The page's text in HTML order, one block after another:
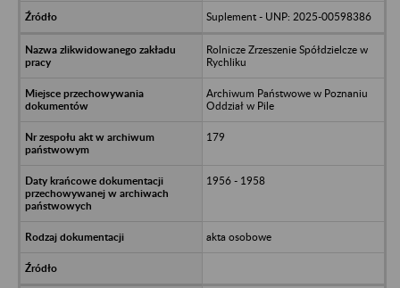
Suplement - UNP: 2025-00598386
Rolnicze Zrzeszenie Spółdzielcze w
Rychliku
Archiwum Państwowe w Poznaniu
Oddział w Pile
179
1956 - 1958
akta osobowe